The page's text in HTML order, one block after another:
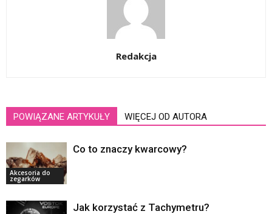
Redakcja
POWIĄZANE ARTYKUŁY WIĘCEJ OD AUTORA
Akcesoria do
zegarków
Co to znaczy kwarcowy?
Jak korzystać z Tachymetru?